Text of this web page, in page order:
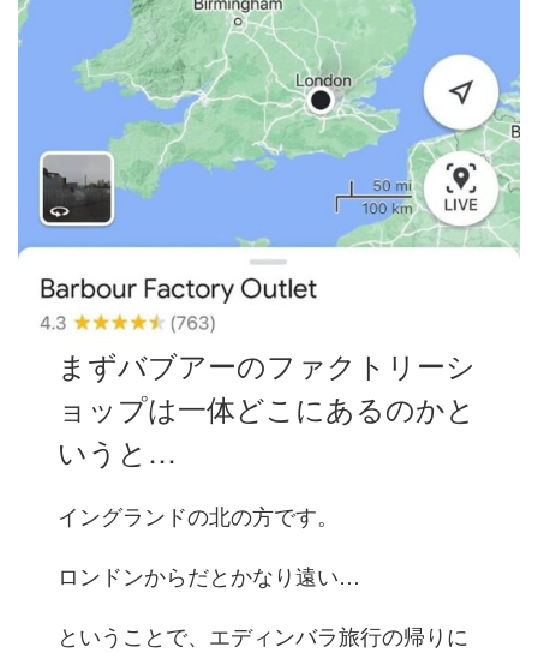
まずバブアーのファクトリーシ
ョップは一体どこにあるのかと
いうと…
イングランドの北の方です。
ロンドンからだとかなり遠い…
ということで、エディンバラ旅行の帰りに